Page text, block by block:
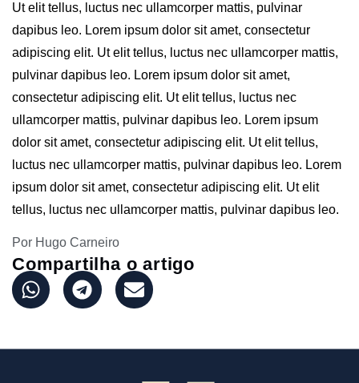
Ut elit tellus, luctus nec ullamcorper mattis, pulvinar
dapibus leo. Lorem ipsum dolor sit amet, consectetur
adipiscing elit. Ut elit tellus, luctus nec ullamcorper mattis,
pulvinar dapibus leo. Lorem ipsum dolor sit amet,
consectetur adipiscing elit. Ut elit tellus, luctus nec
ullamcorper mattis, pulvinar dapibus leo. Lorem ipsum
dolor sit amet, consectetur adipiscing elit. Ut elit tellus,
luctus nec ullamcorper mattis, pulvinar dapibus leo. Lorem
ipsum dolor sit amet, consectetur adipiscing elit. Ut elit
tellus, luctus nec ullamcorper mattis, pulvinar dapibus leo.
Por Hugo Carneiro
Compartilha o artigo